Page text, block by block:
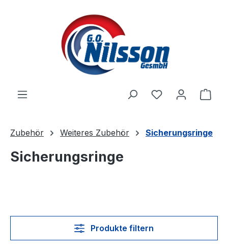
Zum Hauptinhalt springen
Zubehör Weiteres Zubehör Sicherungsringe
Sicherungsringe
Produkte filtern